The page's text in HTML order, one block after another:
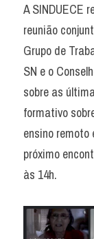
A SINDUECE
reunião
Grupo de
SN e o
sobre as
formativo
ensino
próximo
às 14h.